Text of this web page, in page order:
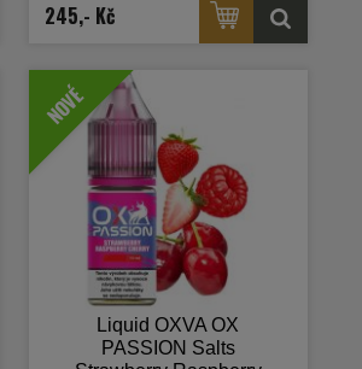
245,- Kč
NOVÉ
Liquid OXVA OX
PASSION Salts